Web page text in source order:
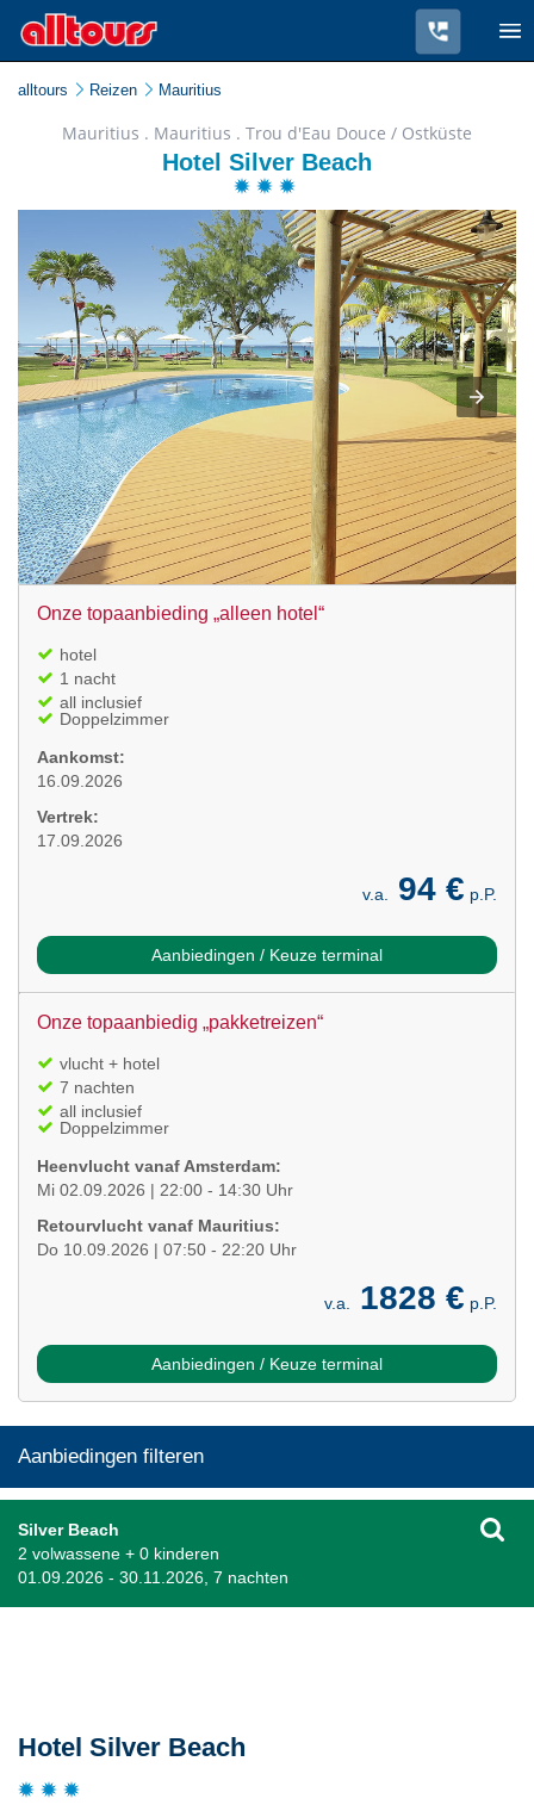
alltours Reizen Mauritius
Mauritius . Mauritius . Trou d'Eau Douce / Ostküste
Hotel Silver Beach
Onze topaanbieding „alleen hotel“
hotel
1 nacht
all inclusief
Doppelzimmer
Aankomst:
16.09.2026
Vertrek:
17.09.2026
v.a. 94 € p.P.
Aanbiedingen / Keuze terminal
Onze topaanbiedig „pakketreizen“
vlucht + hotel
7 nachten
all inclusief
Doppelzimmer
Heenvlucht vanaf Amsterdam:
Mi 02.09.2026 | 22:00 - 14:30 Uhr
Retourvlucht vanaf Mauritius:
Do 10.09.2026 | 07:50 - 22:20 Uhr
v.a. 1828 € p.P.
Aanbiedingen / Keuze terminal
Aanbiedingen filteren
Silver Beach
2 volwassene + 0 kinderen
01.09.2026 - 30.11.2026, 7 nachten
Hotel Silver Beach